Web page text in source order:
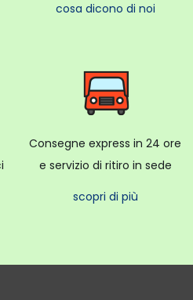
cosa dicono di noi
Consegne express in 24 ore
e servizio di ritiro in sede
scopri di più